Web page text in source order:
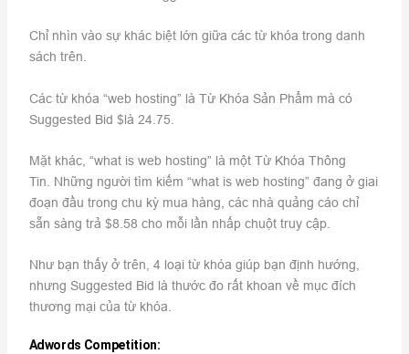
Chỉ nhìn vào sự khác biệt lớn giữa các từ khóa trong danh
sách trên.
Các từ khóa “web hosting” là Từ Khóa Sản Phẩm mà có
Suggested Bid $là 24.75.
Mặt khác, “what is web hosting” là một Từ Khóa Thông
Tin. Những người tìm kiếm “what is web hosting” đang ở giai
đoạn đầu trong chu kỳ mua hàng, các nhà quảng cáo chỉ
sẵn sàng trả $8.58 cho mỗi lần nhấp chuột truy cập.
Như bạn thấy ở trên, 4 loại từ khóa giúp bạn định hướng,
nhưng Suggested Bid là thước đo rất khoan về mục đích
thương mại của từ khóa.
Adwords Competition: